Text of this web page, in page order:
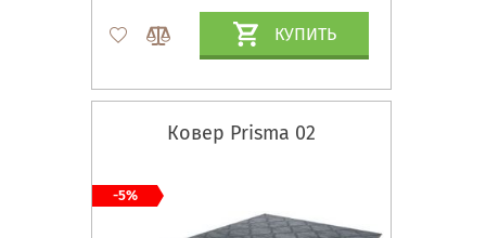
КУПИТЬ
Ковер Prisma 02
-5%